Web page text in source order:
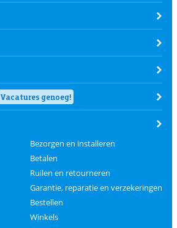
Vacatures genoeg!
Bezorgen en installeren
Betalen
Ruilen en retourneren
Garantie, reparatie en verzekeringen
Bestellen
Winkels